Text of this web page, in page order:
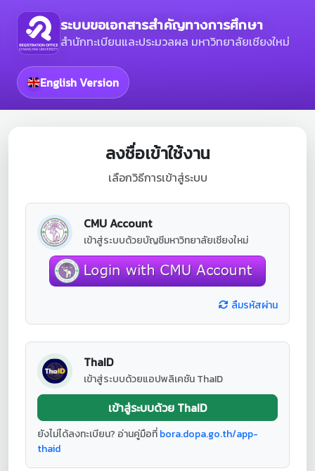
ระบบขอเอกสารสำคัญทางการศึกษา
สำนักทะเบียนและประมวลผล มหาวิทยาลัยเชียงใหม่
English Version
ลงชื่อเข้าใช้งาน
เลือกวิธีการเข้าสู่ระบบ
CMU Account
เข้าสู่ระบบด้วยบัญชีมหาวิทยาลัยเชียงใหม่
ลืมรหัสผ่าน
ThaID
เข้าสู่ระบบด้วยแอปพลิเคชัน ThaID
เข้าสู่ระบบด้วย ThaID
ยังไม่ได้ลงทะเบียน? อ่านคู่มือที่bora.dopa.go.th/app-
thaid